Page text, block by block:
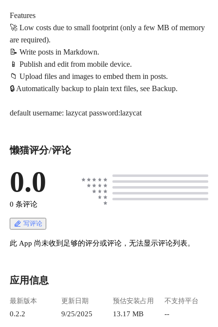
Features
🚀 Low costs due to small footprint (only a few MB of memory
are required).
📝 Write posts in Markdown.
📱 Publish and edit from mobile device.
📁 Upload files and images to embed them in posts.
🔒 Automatically backup to plain text files, see Backup.
default username: lazycat password:lazycat
懒猫评分/评论
0.0
0 条评论
写评论
此 App 尚未收到足够的评分或评论，无法显示评论列表。
应用信息
最新版本
0.2.2
更新日期
9/25/2025
预估安装占用
13.17 MB
不支持平台
--